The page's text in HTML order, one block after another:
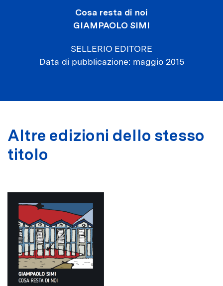
Cosa resta di noi
GIAMPAOLO SIMI
SELLERIO EDITORE
Data di pubblicazione maggio 2015
Altre edizioni dello stesso
titolo